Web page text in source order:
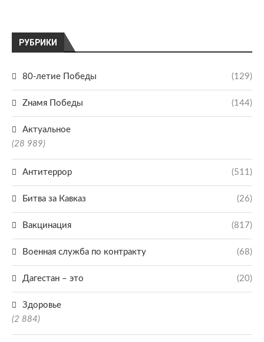
РУБРИКИ
80-летие Победы (129)
Zнамя Победы (144)
Актуальное
(28 989)
Антитеррор (511)
Битва за Кавказ (26)
Вакцинация (817)
Военная служба по контракту (68)
Дагестан – это (20)
Здоровье
(2 884)